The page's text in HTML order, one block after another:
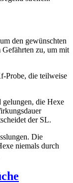
den gewünschten
Gefährten zu, um mit
Probe, die teilweise
die Hexe
der SL.
Die
niemals durch